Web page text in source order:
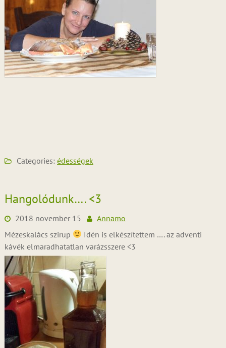
Categories: édességek
Hangolódunk…. <3
2018 november 15
Annamo
Mézeskalács szirup
Idén is elkészítettem …. az adventi
kávék elmaradhatatlan varázsszere <3